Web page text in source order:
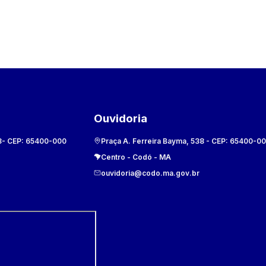
- CEP: 65400-000
Ouvidoria
Praça A. Ferreira Bayma, 538- CEP: 65400-
Centro - Codó - MA
ouvidoria@codo.ma.gov.br